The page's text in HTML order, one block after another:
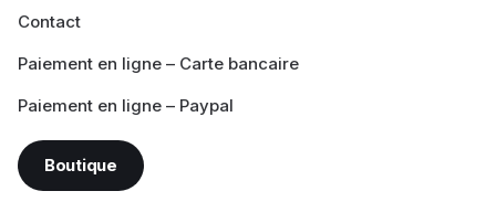
Contact
Paiement en ligne – Carte bancaire
Paiement en ligne – Paypal
Boutique